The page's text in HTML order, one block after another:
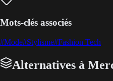
Mots-clés associés
#Mode#Stylisme#Fashion Tech
Alternatives à